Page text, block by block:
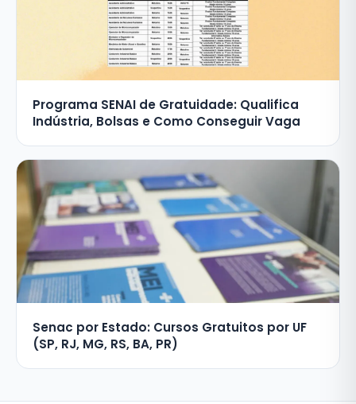
Programa SENAI de Gratuidade: Qualifica
Indústria, Bolsas e Como Conseguir Vaga
Senac por Estado: Cursos Gratuitos por UF
(SP, RJ, MG, RS, BA, PR)